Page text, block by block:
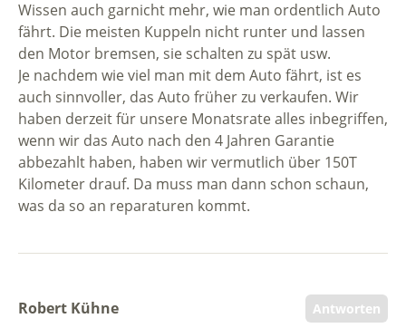
Wissen auch garnicht mehr, wie man ordentlich Auto
fährt. Die meisten Kuppeln nicht runter und lassen
den Motor bremsen, sie schalten zu spät usw.
Je nachdem wie viel man mit dem Auto fährt, ist es
auch sinnvoller, das Auto früher zu verkaufen. Wir
haben derzeit für unsere Monatsrate alles inbegriffen,
wenn wir das Auto nach den 4 Jahren Garantie
abbezahlt haben, haben wir vermutlich über 150T
Kilometer drauf. Da muss man dann schon schaun,
was da so an reparaturen kommt.
Antworten
Robert Kühne